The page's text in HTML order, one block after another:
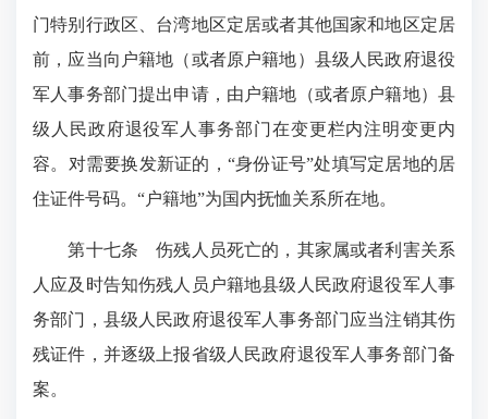
门特别行政区、台湾地区定居或者其他国家和地区定居
前，应当向户籍地（或者原户籍地）县级人民政府退役
军人事务部门提出申请，由户籍地（或者原户籍地）县
级人民政府退役军人事务部门在变更栏内注明变更内
容。对需要换发新证的，“身份证号”处填写定居地的居
住证件号码。“户籍地”为国内抚恤关系所在地。
第十七条 伤残人员死亡的，其家属或者利害关系
人应及时告知伤残人员户籍地县级人民政府退役军人事
务部门，县级人民政府退役军人事务部门应当注销其伤
残证件，并逐级上报省级人民政府退役军人事务部门备
案。